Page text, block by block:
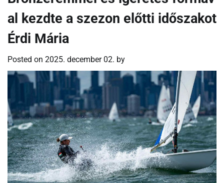
al kezdte a szezon előtti időszakot
Érdi Mária
Posted on 2025. december 02. by